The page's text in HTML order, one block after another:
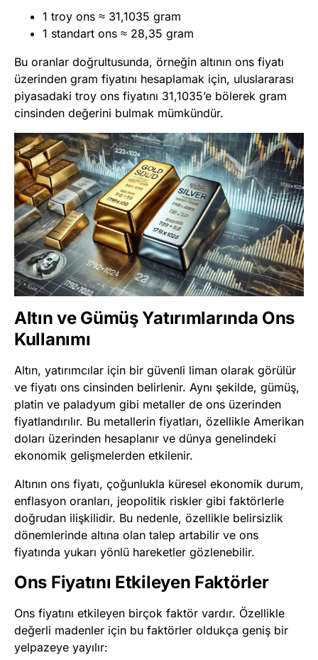
1 troy ons ≈ 31,1035 gram
1 standart ons ≈ 28,35 gram
Bu oranlar doğrultusunda, örneğin altının ons fiyatı
üzerinden gram fiyatını hesaplamak için, uluslararası
piyasadaki troy ons fiyatını 31,1035’e bölerek gram
cinsinden değerini bulmak mümkündür.
Altın ve Gümüş Yatırımlarında Ons
Kullanımı
Altın, yatırımcılar için bir güvenli liman olarak görülür
ve fiyatı ons cinsinden belirlenir. Aynı şekilde, gümüş,
platin ve paladyum gibi metaller de ons üzerinden
fiyatlandırılır. Bu metallerin fiyatları, özellikle Amerikan
doları üzerinden hesaplanır ve dünya genelindeki
ekonomik gelişmelerden etkilenir.
Altının ons fiyatı, çoğunlukla küresel ekonomik durum,
enflasyon oranları, jeopolitik riskler gibi faktörlerle
doğrudan ilişkilidir. Bu nedenle, özellikle belirsizlik
dönemlerinde altına olan talep artabilir ve ons
fiyatında yukarı yönlü hareketler gözlenebilir.
Ons Fiyatını Etkileyen Faktörler
Ons fiyatını etkileyen birçok faktör vardır. Özellikle
değerli madenler için bu faktörler oldukça geniş bir
yelpazeye yayılır: